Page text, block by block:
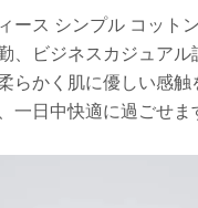
ース シンプル コット
、ビジネスカジュア
らかく肌に優しい感
一日中快適に過ごせま